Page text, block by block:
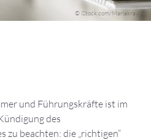
© iStock.com/Mariakray
und Führungskräfte ist im
des
zu beachten: die „richtigen“